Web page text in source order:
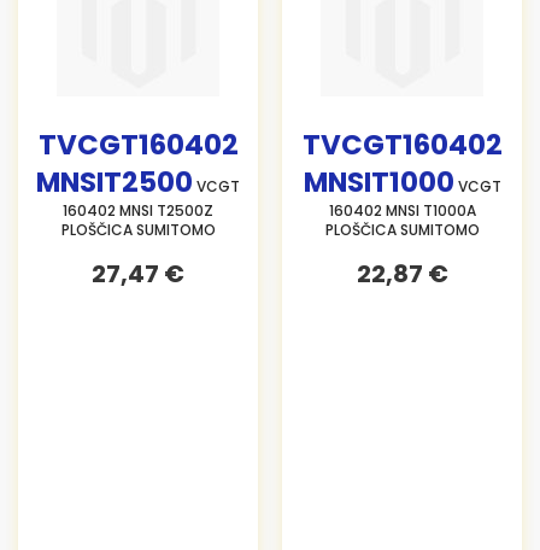
TVCGT160402
MNSIT2500 VCGT
160402 MNSI T2500Z
PLOŠČICA SUMITOMO
27,47 €
TVCGT160402
MNSIT1000 VCGT
160402 MNSI T1000A
PLOŠČICA SUMITOMO
22,87 €